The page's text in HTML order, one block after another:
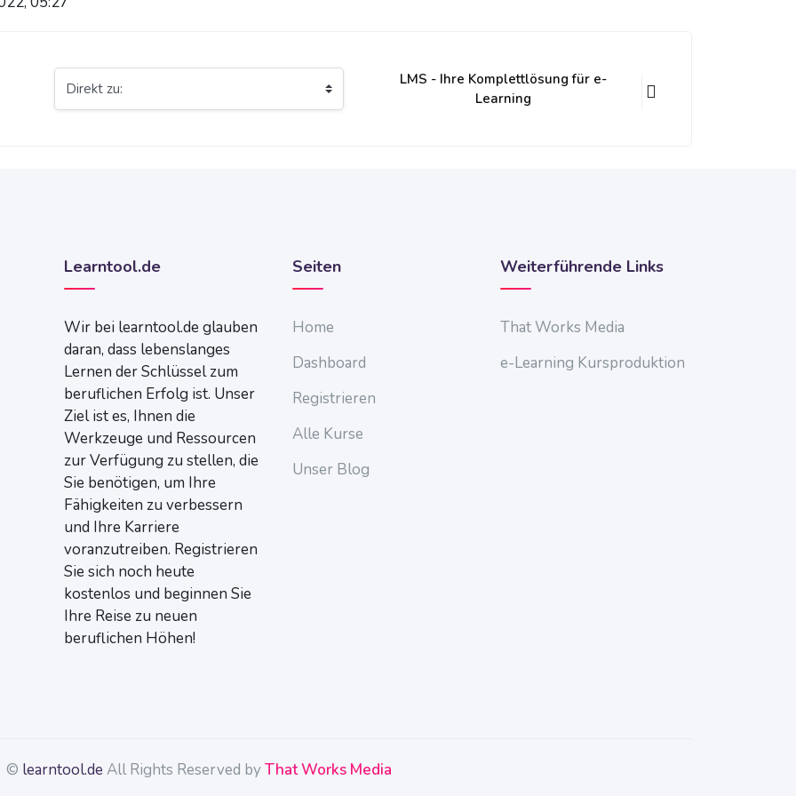
Direkt zu:
LMS - Ihre Komplettlösung für e-
Learning
Learntool.de
Wir bei learntool.de glauben
daran, dass lebenslanges
Lernen der Schlüssel zum
beruflichen Erfolg ist. Unser
Ziel ist es, Ihnen die
Werkzeuge und Ressourcen
zur Verfügung zu stellen, die
Sie benötigen, um Ihre
Fähigkeiten zu verbessern
und Ihre Karriere
voranzutreiben. Registrieren
Sie sich noch heute
kostenlos und beginnen Sie
Ihre Reise zu neuen
beruflichen Höhen!
Seiten
Home
Dashboard
Registrieren
Alle Kurse
Unser Blog
Weiterführende Links
That Works Media
e-Learning Kursproduktion
© learntool.de All Rights Reserved by That Works Media